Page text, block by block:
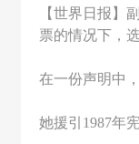
【世界日报】
票的情况下，
在一份声明中
她援引1987年